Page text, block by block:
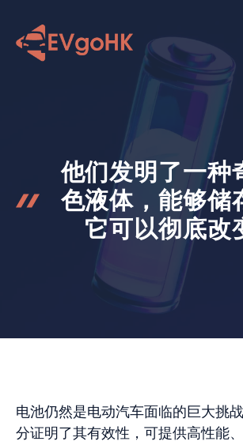
他们发明了一种
色液体，能够储
它可以彻底改
电池仍然是电动汽车面临的巨大挑
分证明了其有效性，可提供高性能